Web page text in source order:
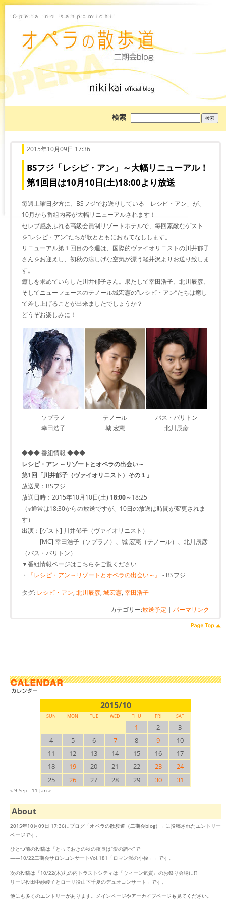
検索
を
2015年10月09日 17:36
BSフジ「レシピ・アン」～大幅リニューアル！
第1回目は10月10日(土)18:00より放送
毎週土曜日夕方に、BSフジでお送りしている「レシピ・アン」が、
10月から番組内容が大幅リニューアルされます！
セレブ感あふれる高級会員制リゾートホテルで、毎回素敵なゲスト
を“レシピ・アン”たちが歌とともにおもてなしします。
リニューアル第１回目の今週は、国際的ヴァイオリニストの川井郁子
さんをお迎えし、初秋の涼しげな空気が漂う軽井沢よりお送り致しま
す。
癒しを求めていらした川井郁子さん。果たして幸田浩子、北川辰彦、
そしてニューフェースのテノール城宏憲の“レシピ・アン”たちは癒し
て差し上げることが出来ましたでしょうか？
どうぞお楽しみに！
ソプラノ
幸田浩子
テノール
城 宏憲
バス・バリトン
北川辰彦
◆◆◆ 番組情報 ◆◆◆
レシピ・アン ～リゾートとオペラの出会い～
第1回「川井郁子（ヴァイオリニスト）その１」
放送局：BSフジ
放送日時：2015年10月10日(土) 18:00～18:25
（※通常は18:30からの放送ですが、10日の放送は時間が変更されま
す）
出演：[ゲスト] 川井郁子（ヴァイオリニスト）
[MC] 幸田浩子（ソプラノ）、城 宏憲（テノール）、北川辰彦
（バス・バリトン）
▼番組情報ページはこちらをご覧ください
・
『レシピ・アン～リゾートとオペラの出会い～』 - BSフジ
タグ: レシピ・アン, 北川辰彦, 城宏憲, 幸田浩子
カテゴリー:放送予定 | パーマリンク
2015/10
SUN MON TUE WED THU FRI SAT
1 2
3
4
5 6 7 8 9
10
11
12 13 14 15 16
17
18
19 20 21 22 23
24
25
26 27 28 29 30 31
« 9 Sep 11 Jan »
About
2015年10月09日 17:36にブログ「オペラの散歩道（二期会blog）」に投稿されたエントリー
ページです。
ひとつ前の投稿は「とっておきの秋の夜長は“愛の調べ”で
――10/22二期会サロンコンサートVol.181「ロマン派の小径」
」です。
次の投稿は「10/22(木)丸の内トラストシティは『ウィーン気質』のお祭り会場に!?
リージ役田中紗綾子とローリ役山下千夏のデュオコンサート 」です。
他にも多くのエントリーがあります。 メインページやアーカイブページ も見てください。